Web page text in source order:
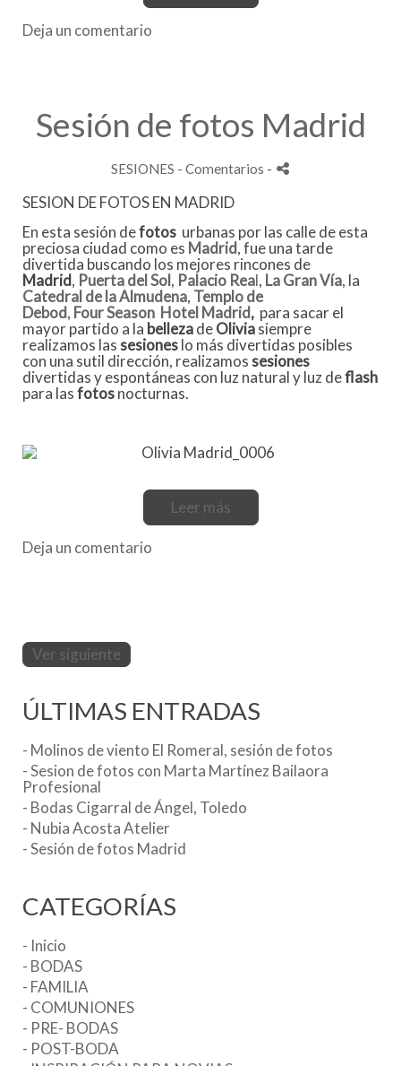
Deja un comentario
Sesión de fotos Madrid
SESIONES - Comentarios -
SESION DE FOTOS EN MADRID
En esta sesión defotos urbanas por las calle de esta
preciosa ciudad como es Madrid,fue una tarde
divertida buscando los mejores rincones de
Madrid, Puerta del Sol, Palacio Real, La Gran Vía, la
Catedral de la Almudena, Templo de
Debod, Four Season Hotel Madrid, para sacar el
mayor partido a la bellezadeOliviasiempre
realizamos las sesioneslo más divertidas posibles
con una sutil dirección, realizamos sesiones
divertidas y espontáneas con luz natural y luz deflash
para lasfotosnocturnas.
Leer más
Deja un comentario
Ver siguiente
ÚLTIMAS ENTRADAS
- Molinos de viento El Romeral, sesión de fotos
- Sesion de fotos con Marta Martínez Bailaora
Profesional
- Bodas Cigarral de Ángel, Toledo
- Nubia Acosta Atelier
- Sesión de fotos Madrid
CATEGORÍAS
- Inicio
- BODAS
- FAMILIA
- COMUNIONES
- PRE- BODAS
- POST-BODA